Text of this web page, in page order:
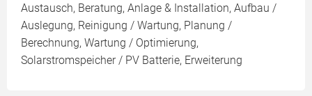
Austausch, Beratung, Anlage & Installation, Aufbau /
Auslegung, Reinigung / Wartung, Planung /
Berechnung, Wartung / Optimierung,
Solarstromspeicher / PV Batterie, Erweiterung